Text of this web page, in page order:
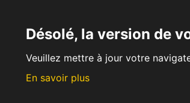
Désolé, la version de
Veuillez mettre à jour votre
En savoir plus